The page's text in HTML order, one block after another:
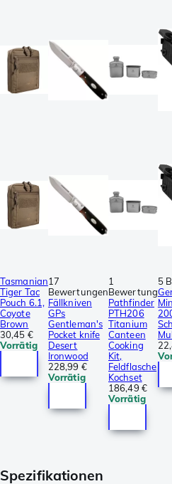
Tasmanian
Tiger Tac
Pouch 6.1,
Coyote
Brown
30,45 €
Vorrätig
17
Bewertungen
Fällkniven
GPs
Gentleman's
Pocket knife
Desert
Ironwood
228,99 €
Vorrätig
1
Bewertung
Pathfinder
PTH206
Titanium
Canteen
Cooking
Kit,
Feldflasche
Kochset
186,49 €
Vorrätig
5
Spezifikationen